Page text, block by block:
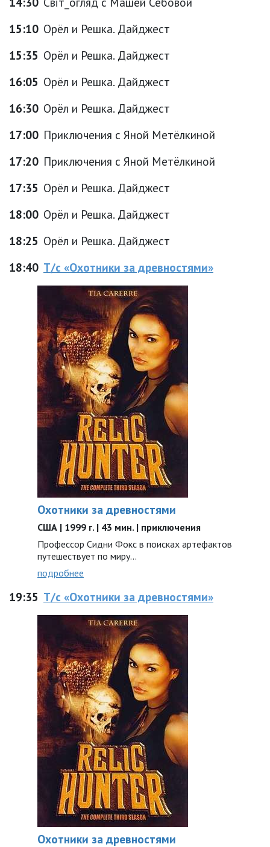
15:10 Орёл и Решка. Дайджест
15:35 Орёл и Решка. Дайджест
16:05 Орёл и Решка. Дайджест
16:30 Орёл и Решка. Дайджест
17:00 Приключения с Яной Метёлкиной
17:20 Приключения с Яной Метёлкиной
17:35 Орёл и Решка. Дайджест
18:00 Орёл и Решка. Дайджест
18:25 Орёл и Решка. Дайджест
18:40 Т/с «Охотники за древностями»
Охотники за древностями
США | 1999 г. | 43 мин. | приключения
Профессор Сидни Фокс в поисках артефактов
путешествует по миру...
подробнее
19:35 Т/с «Охотники за древностями»
Охотники за древностями